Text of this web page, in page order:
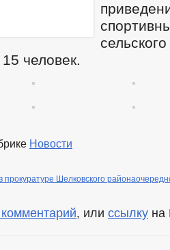
человек.
Новости
Шелковского
, или ссылку на